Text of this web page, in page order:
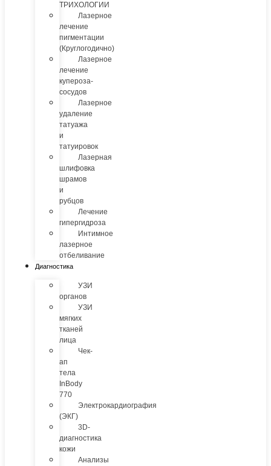
ТРИХОЛОГИИ
Лазерное
лечение
пигментации
(Круглогодично)
Лазерное
лечение
купероза-
сосудов
Лазерное
удаление
татуажа
и
татуировок
Лазерная
шлифовка
шрамов
и
рубцов
Лечение
гипергидроза
Интимное
лазерное
отбеливание
Диагностика
УЗИ
органов
УЗИ
мягких
тканей
лица
Чек-
ап
тела
InBody
770
Электрокардиография
(ЭКГ)
3D-
диагностика
кожи
Анализы